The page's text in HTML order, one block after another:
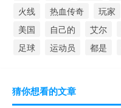
火线
热血传奇 玩家
美国
自己的 艾尔
足球
运动员 都是
猜你想看的文章